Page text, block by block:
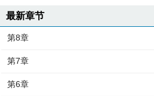
最新章节
第8章
第7章
第6章